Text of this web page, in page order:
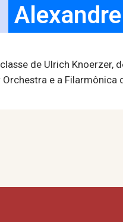
de Ulrich
e a Filarmônica